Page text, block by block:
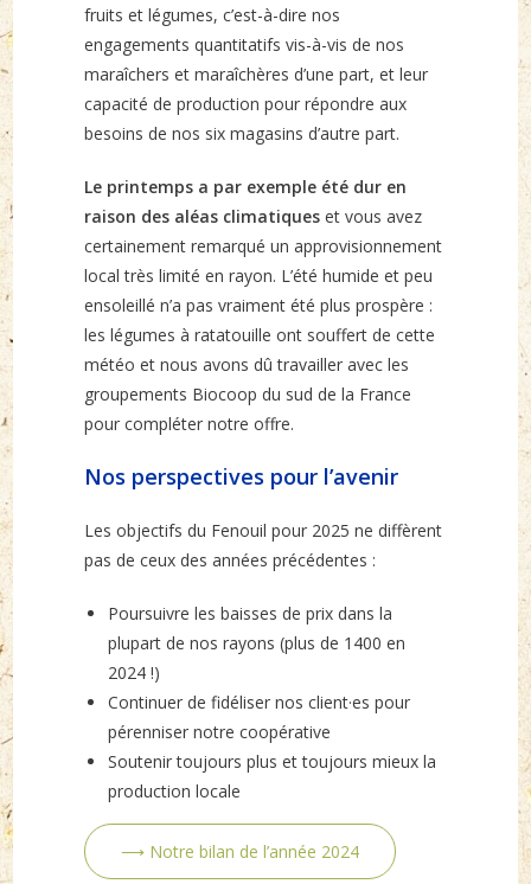
fruits et légumes, c’est-à-dire nos
engagements quantitatifs vis-à-vis de nos
maraîchers et maraîchères d’une part, et leur
capacité de production pour répondre aux
besoins de nos six magasins d’autre part.
Le printemps a par exemple été dur en
raison des aléas climatiques et vous avez
certainement remarqué un approvisionnement
local très limité en rayon. L’été humide et peu
ensoleillé n’a pas vraiment été plus prospère :
les légumes à ratatouille ont souffert de cette
météo et nous avons dû travailler avec les
groupements Biocoop du sud de la France
pour compléter notre offre.
Nos perspectives pour l’avenir
Les objectifs du Fenouil pour 2025 ne diffèrent
pas de ceux des années précédentes :
Poursuivre les baisses de prix dans la
plupart de nos rayons (plus de 1400 en
2024 !)
Continuer de fidéliser nos client·es pour
pérenniser notre coopérative
Soutenir toujours plus et toujours mieux la
production locale
⟶ Notre bilan de l’année 2024